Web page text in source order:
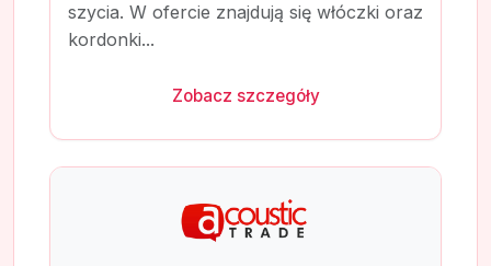
szycia. W ofercie znajdują się włóczki oraz
kordonki...
Zobacz szczegóły